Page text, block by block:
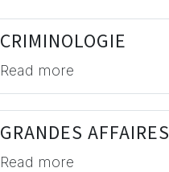
CRIMINOLOGIE
Read more
GRANDES AFFAIRES
Read more